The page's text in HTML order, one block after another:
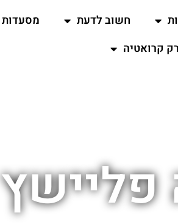
חשוב לדעת מסעדות
קרואטיה
פליישץ